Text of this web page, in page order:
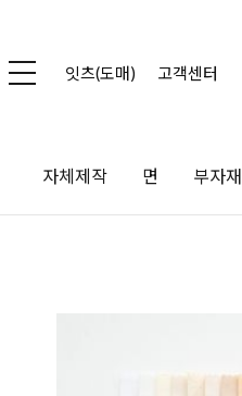
잇츠(도매) 고객센터
자체제작 면 부자재